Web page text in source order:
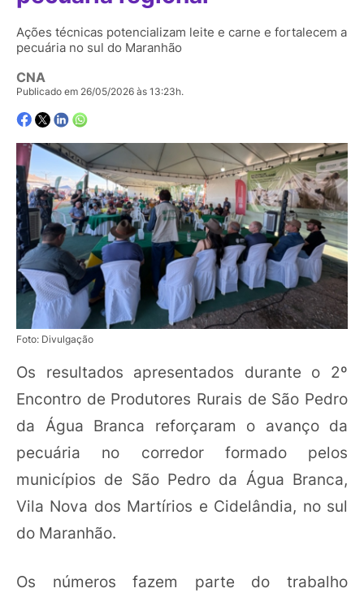
Ações técnicas potencializam leite e carne e fortalecem a
pecuária no sul do Maranhão
CNA
Publicado em 26/05/2026 às 13:23h.
Foto: Divulgação
Os resultados apresentados durante o 2º
Encontro de Produtores Rurais de São Pedro
da Água Branca reforçaram o avanço da
pecuária no corredor formado pelos
municípios de São Pedro da Água Branca,
Vila Nova dos Martírios e Cidelândia, no sul
do Maranhão.
Os números fazem parte do trabalho